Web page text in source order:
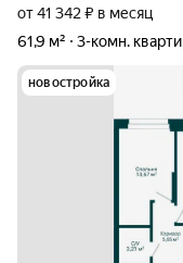
от 41 342 ₽ в месяц
61,9 м²
3-комн.
новостройка